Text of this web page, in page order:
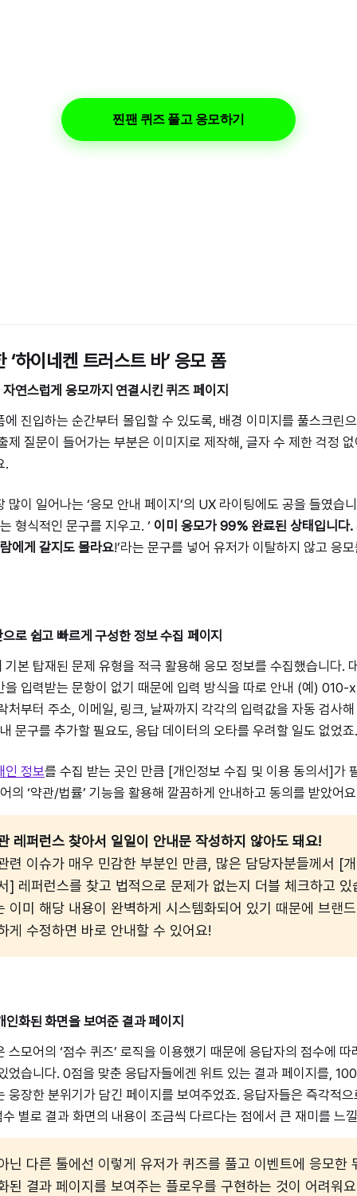
‘하이네켄 트러스트 바’ 응모 폼
연스럽게 응모까지 연결시킨 퀴즈 페이지
에 진입하는 순간부터 몰입할 수 있도록, 배경 이미지를 풀스크린
제 질문이 들어가는 부분은 이미지로 제작해, 글자 수 제한 걱정
.
많이 일어나는 ‘응모 안내 페이지’의 UX 라이팅에도 공을 들였습
형식적인 문구를 지우고. ‘ 이미 응모가 99% 완료된 상태입니다.
에게 갈지도 몰라요!’라는 문구를 넣어 유저가 이탈하지 않고 응
로 쉽고 빠르게 구성한 정보 수집 페이지
기본 탑재된 문제 유형을 적극 활용해 응모 정보를 수집했습니다.
을 입력받는 문항이 없기 때문에 입력 방식을 따로 안내 (예)
처부터 주소, 이메일, 링크, 날짜까지 각각의 입력값을 자동 검사
문구를 추가할 필요도, 응답 데이터의 오타를 우려할 일도 없었
인 정보를 수집 받는 곳인 만큼 [개인정보 수집 및 이용 동의서]가
의 ‘약관/법률’ 기능을 활용해 깔끔하게 안내하고 동의를 받았어
레퍼런스 찾아서 일일이 안내문 작성하지 않아도 돼요!
련 이슈가 매우 민감한 부분인 만큼, 많은 담당자분들께서 [
] 레퍼런스를 찾고 법적으로 문제가 없는지 더블 체크하고 있
이미 해당 내용이 완벽하게 시스템화되어 있기 때문에 브랜
게 수정하면 바로 안내할 수 있어요!
인화된 화면을 보여준 결과 페이지
스모어의 ‘점수 퀴즈’ 로직을 이용했기 때문에 응답자의 점수에
었습니다. 0점을 맞춘 응답자들에겐 위트 있는 결과 페이지를,
웅장한 분위기가 담긴 페이지를 보여주었죠. 응답자들은 즉각적
별로 결과 화면의 내용이 조금씩 다르다는 점에서 큰 재미를 느
닌 다른 툴에선 이렇게 유저가 퀴즈를 풀고 이벤트에 응모한
된 결과 페이지를 보여주는 플로우를 구현하는 것이 어려워